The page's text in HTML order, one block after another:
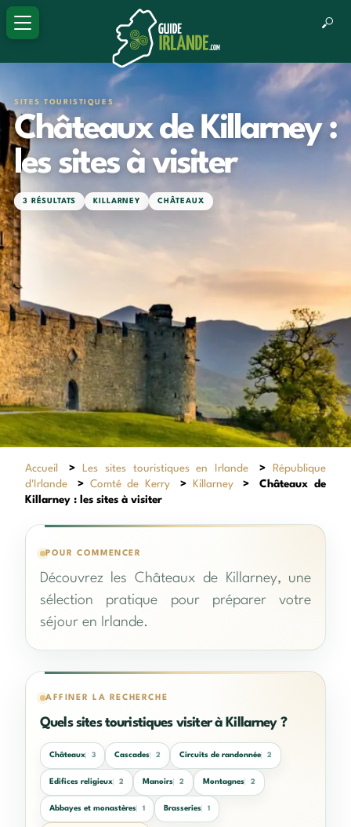
SITES TOURISTIQUES
Châteaux de Killarney :
les sites à visiter
3 RÉSULTATS KILLARNEY CHÂTEAUX
Accueil > Les sites touristiques en Irlande >
République
d'Irlande
> Comté de Kerry > Killarney >
Châteaux de
Killarney : les sites à visiter
POUR COMMENCER
Découvrez les Châteaux de Killarney, une
sélection pratique pour préparer votre
séjour en Irlande.
AFFINER LA RECHERCHE
Quels sites touristiques visiter à Killarney ?
Châteaux 3 Cascades 2 Circuits de randonnée 2
Edifices religieux 2 Manoirs 2 Montagnes 2
Abbayes et monastères 1 Brasseries 1